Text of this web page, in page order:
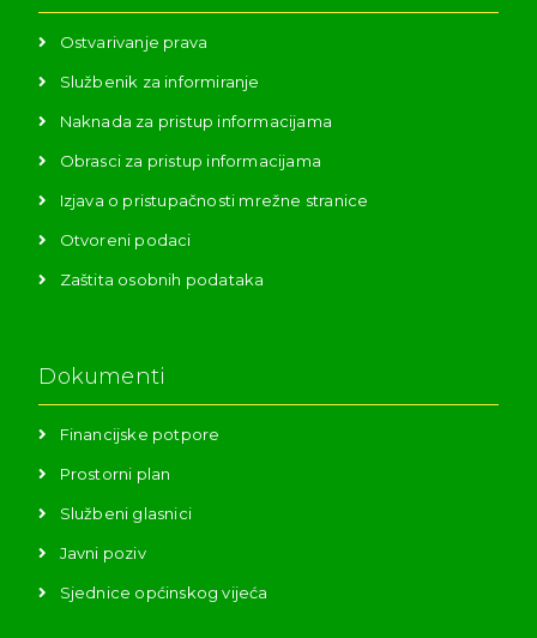
Ostvarivanje prava
Službenik za informiranje
Naknada za pristup informacijama
Obrasci za pristup informacijama
Izjava o pristupačnosti mrežne stranice
Otvoreni podaci
Zaštita osobnih podataka
Dokumenti
Financijske potpore
Prostorni plan
Službeni glasnici
Javni poziv
Sjednice općinskog vijeća